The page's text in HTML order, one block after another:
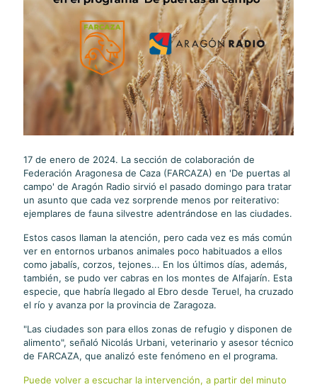
17 de enero de 2024. La sección de colaboración de
Federación Aragonesa de Caza (FARCAZA) en 'De puertas al
campo' de Aragón Radio sirvió el pasado domingo para tratar
un asunto que cada vez sorprende menos por reiterativo:
ejemplares de fauna silvestre adentrándose en las ciudades.
Estos casos llaman la atención, pero cada vez es más común
ver en entornos urbanos animales poco habituados a ellos
como jabalís, corzos, tejones... En los últimos días, además,
también, se pudo ver cabras en los montes de Alfajarín. Esta
especie, que habría llegado al Ebro desde Teruel, ha cruzado
el río y avanza por la provincia de Zaragoza.
"Las ciudades son para ellos zonas de refugio y disponen de
alimento", señaló Nicolás Urbani, veterinario y asesor técnico
de FARCAZA, que analizó este fenómeno en el programa.
Puede volver a escuchar la intervención, a partir del minuto